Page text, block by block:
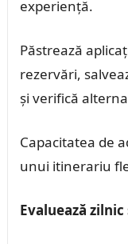
experiență.
Păstrează
rezervări,
și verifică
Capacitatea de
unui itinerariu
Evaluează